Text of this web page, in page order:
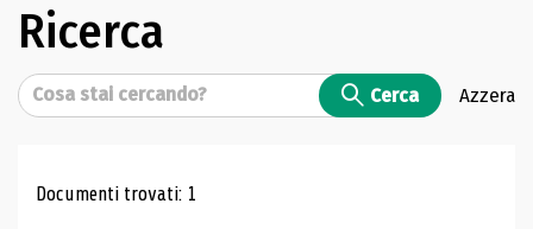
Ricerca
Cerca Cerca Azzera
Risultati di ricerca
Documenti trovati: 1